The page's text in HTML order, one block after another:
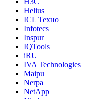
H3C
Helius
ICL Техно
Infotecs
Inspur
IQTools
iRU
IVA Technologies
Maipu
Nerpa
NetApp